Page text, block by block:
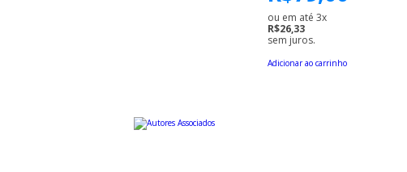
ou em até 3x
R$26,33
sem juros.
Adicionar ao carrinho